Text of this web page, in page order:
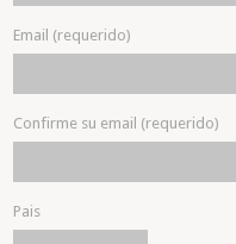
Email (requerido)
Confirme su email (requerido)
Pais